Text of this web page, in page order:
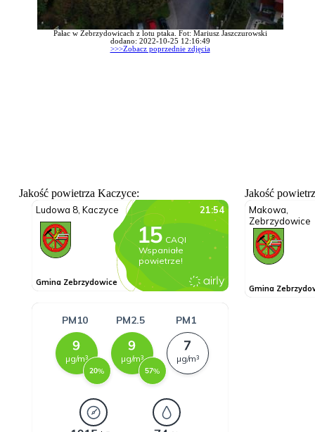
Pałac w Zebrzydowicach z lotu ptaka. Fot: Mariusz Jaszczurowski
dodano: 2022-10-25 12:16:49
>>>Zobacz poprzednie zdjęcia
Jakość powietrza Kaczyce: Jakość